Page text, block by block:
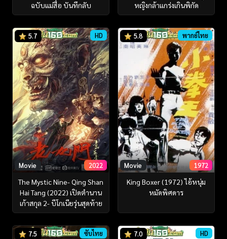
ฉบับแม่สื่อ บันทึกลับ
หญิงกล้าแกร่งเกินพิกัด
5.7 HD
Movie 2022
The Mystic Nine- Qing Shan
Hai Tang (2022) เปิดตํานาน
เก้าสกุล 2- บีโกเนียรุ่นสุดท้าย
5.8 พากย์ไทย
Movie 1972
King Boxer (1972) ไอ้หนุ่ม
หมัดพิศดาร
7.5 ซับไทย 7.0 HD